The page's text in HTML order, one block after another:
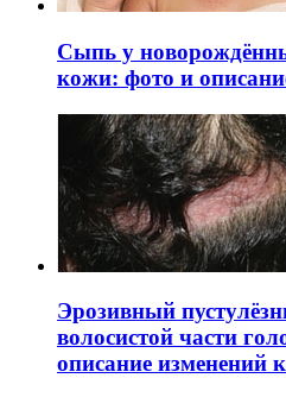
Сыпь у
кожи: фото и
Эрозивный
волосистой части
описание изменений